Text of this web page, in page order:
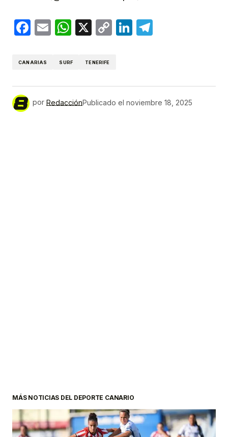
Facebook
EmailWhatsApp
X
CopyLinkedIn
CANARIAS SURF TENERIFE
por RedacciónPublicado el noviembre 18, 2025
MÁS NOTICIAS DEL DEPORTE CANARIO